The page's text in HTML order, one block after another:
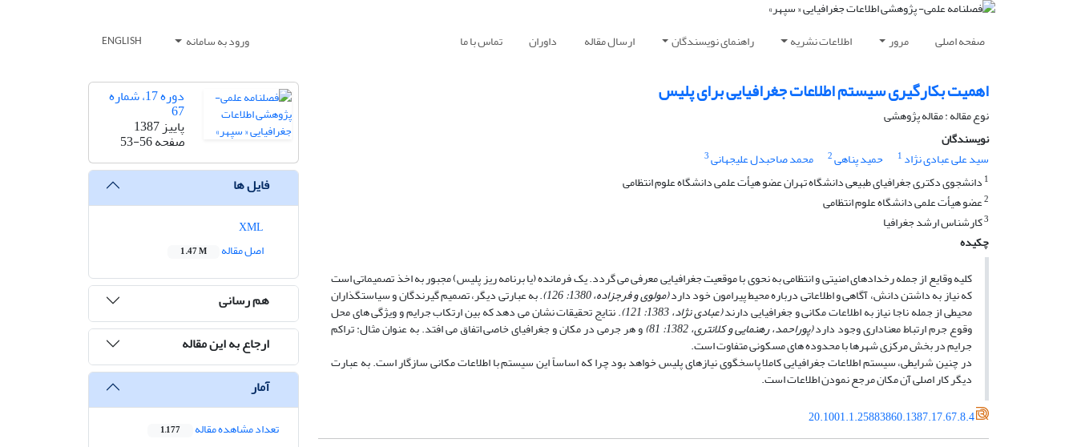
صفحه اصلی مرور اطلاعات نشریه راهنمای نویسندگان ارسال مقاله داوران تماس با ما ورود به سامانه ENGLISH
اهمیت بکارگیرى سیستم اطلاعات جغرافیایى براى پلیس
نوع مقاله : مقاله پژوهشی
نویسندگان
سید علی عبادی نژاد 1 حمید پناهی2 محمد صاحبدل علیجهانی3
1 دانشجوى دکترى جغرافیاى طبیعى دانشگاه تهران عضو هیأت علمى دانشگاه علوم انتظامى
2عضو هیأت علمى دانشگاه علوم انتظامى
3کارشناس ارشد جغرافیا
چکیده
کلیه وقایع از جمله رخدادهاى امنیتى و انتظامى به نحوى با موقعیت جغرافیایى معرفى مى‏ گردد. یک فرمانده (یا برنامه‏ ریز پلیس) مجبور به اخذ تصمیماتى است
که نیاز به داشتن دانش، آگاهى و اطلاعاتى درباره محیط پیرامون خود دارد(مولوى و فرج‏زاده، 1380: 126) . به عبارتى دیگر، تصمیم ‏گیرندگان و سیاستگذاران
محیطى از جمله ناجا نیاز به اطلاعات مکانى و جغرافیایى دارند(عبادى‏ نژاد، 1383: 121) . نتایج تحقیقات نشان مى‏ دهد که بین ارتکاب جرایم و ویژگى‏ هاى محل
وقوع جرم ارتباط معنادارى وجود دارد(پوراحمد، رهنمایى و کلانترى، 1382: 81) و هر جرمى در مکان و جغرافیاى خاصى اتفاق مى‏ افتد. به عنوان مثال: تراکم
جرایم در بخش مرکزى شهرها با محدوده ‏هاى مسکونى متفاوت است.
در چنین شرایطى، سیستم اطلاعات جغرافیایى کاملا پاسخگوى نیازهاى پلیس خواهد بود چرا که اساساً این سیستم با اطلاعات مکانى سازگار است. به عبارت
دیگر کار اصلى آن مکان مرجع نمودن اطلاعات است.
20.1001.1.25883860.1387.17.67.8.4
دوره 17، شماره
67
پاییز 1387
صفحه53-56
فایل ها
اصل مقاله
1.47 M
هم رسانی
ارجاع به این مقاله
آمار
تعداد مشاهده مقاله 1,177